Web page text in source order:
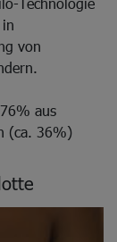
von
aus
(ca. 36%)